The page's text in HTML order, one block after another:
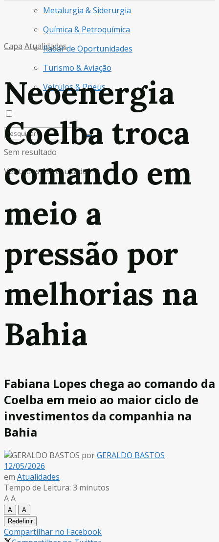
Metalurgia & Siderurgia
Química & Petroquímica
Radar de Oportunidades
Turismo & Aviação
Veículos & Pneus
Sem resultado
Ver todos os resultados
Capa Atualidades
Neoenergia
Coelba troca
comando em
meio a
pressão por
melhorias na
Bahia
Fabiana Lopes chega ao comando da
Coelba em meio ao maior ciclo de
investimentos da companhia na
Bahia
porGERALDO BASTOS
12/05/2026
em Atualidades
Tempo de Leitura: 3 minutos
AA
A
A
Redefinir
Compartilhar no Facebook